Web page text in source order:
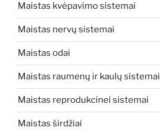
Maistas kvėpavimo sistemai
Maistas nervų sistemai
Maistas odai
Maistas raumenų ir kaulų sistemai
Maistas reprodukcinei sistemai
Maistas širdžiai